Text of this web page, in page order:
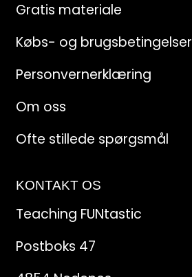
Gratis materiale
Købs- og brugsbetingelser
Personvernerklæring
Om oss
Ofte stillede spørgsmål
KONTAKT OS
Teaching FUNtastic
Postboks 47